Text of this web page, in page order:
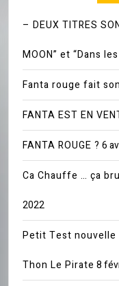
– DEUX TITRES
MOON” et “Dans
Fanta rouge fait
FANTA EST EN
FANTA ROUGE ? 6
Ca Chauffe … ça
2022
Petit Test nouvelle
Thon Le Pirate 8